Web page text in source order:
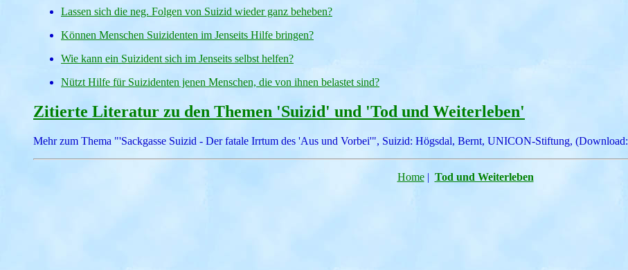
Lassen sich die neg. Folgen von Suizid wieder ganz beheben?
Können Menschen Suizidenten im Jenseits Hilfe bringen?
Wie kann ein Suizident sich im Jenseits selbst helfen?
Nützt Hilfe für Suizidenten jenen Menschen, die von ihnen belastet sind?
Zitierte Literatur zu den Themen 'Suizid' und 'Tod und Weiterleben'
Mehr zum Thema "'Sackgasse Suizid - Der fatale Irrtum des 'Aus und Vorbei'", Suizid: Högsdal, Bernt, UNICON-Stiftung, (Download:
Home| Tod und Weiterleben